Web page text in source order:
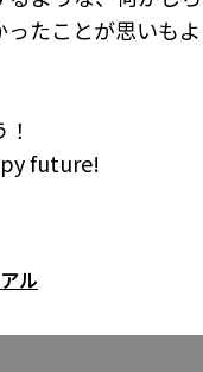
たことが思いも
future!
ル